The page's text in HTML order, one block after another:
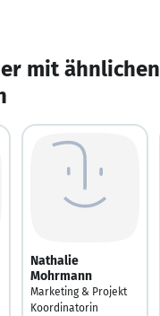
mit ähnlichen
Nathalie
Mohrmann
Marketing & Projekt
Koordinatorin